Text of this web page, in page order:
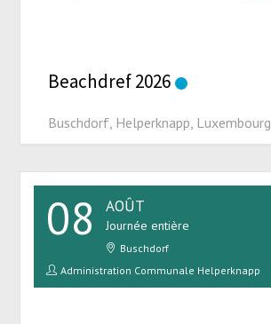
Beachdref 2026
Buschdorf, Helperknapp, Luxembourg
08 AOÛT
Journée entière
Buschdorf
Administration Communale Helperknapp